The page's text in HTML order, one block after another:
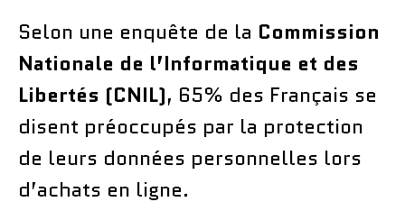
Selon une enquête de la Commission
Nationale de l’Informatique et des
Libertés (CNIL), 65% des Français se
disent préoccupés par la protection
de leurs données personnelles lors
d’achats en ligne.